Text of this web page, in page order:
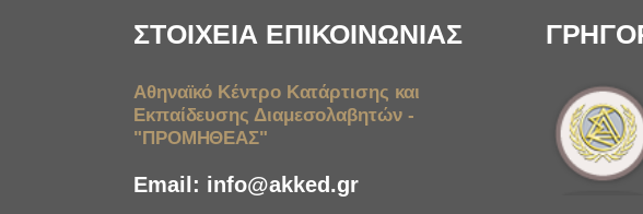
ΣΤΟΙΧΕΙΑ ΕΠΙΚΟΙΝΩΝΙΑΣ
Αθηναϊκό Κέντρο Κατάρτισης και
Εκπαίδευσης Διαμεσολαβητών -
"ΠΡΟΜΗΘΕΑΣ"
Email: info@akked.gr